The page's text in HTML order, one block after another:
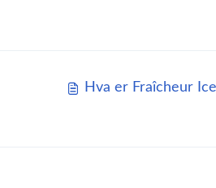
Hva er Fraîcheur